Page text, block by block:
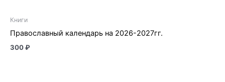
Книги
Православный календарь на 2026-2027гг.
300₽